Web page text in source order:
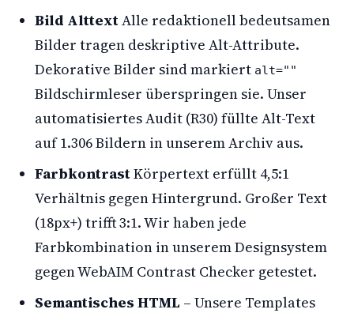
Bild AlttextAlle redaktionell bedeutsamen
Bilder tragen deskriptive Alt-Attribute.
Dekorative Bilder sind markiert alt=""
Bildschirmleser überspringen sie. Unser
automatisiertes Audit (R30) füllte Alt-Text
auf 1.306 Bildern in unserem Archiv aus.
FarbkontrastKörpertext erfüllt 4,5:1
Verhältnis gegen Hintergrund. Großer Text
(18px+) trifft 3:1. Wir haben jede
Farbkombination in unserem Designsystem
gegen WebAIM Contrast Checker getestet.
Semantisches HTML – Unsere Templates